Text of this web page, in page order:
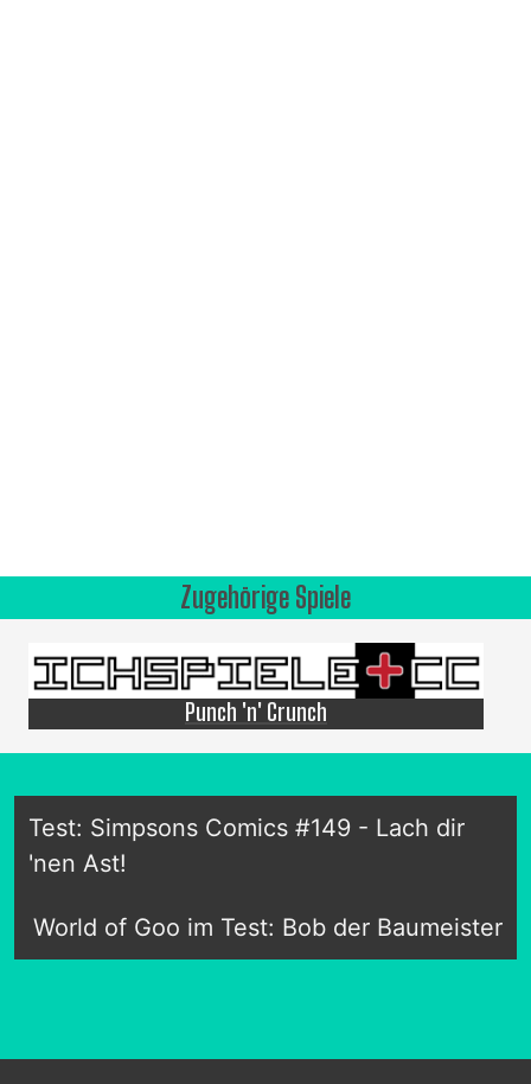
Zugehörige Spiele
Punch 'n' Crunch
Test: Simpsons Comics #149 - Lach dir
'nen Ast!
World of Goo im Test: Bob der Baumeister